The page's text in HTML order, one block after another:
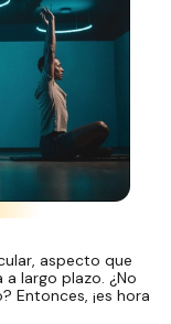
aspecto que
largo plazo. ¿No
Entonces, ¡es hora